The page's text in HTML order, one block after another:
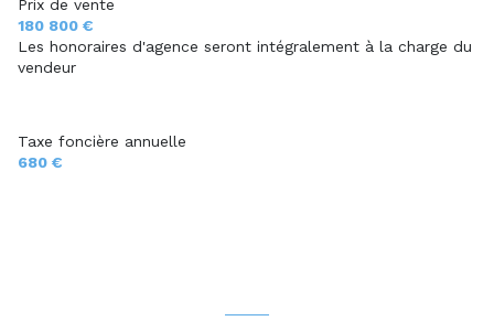
Prix de vente
180 800 €
Les honoraires d'agence seront intégralement à la charge du
vendeur
Taxe foncière annuelle
680 €